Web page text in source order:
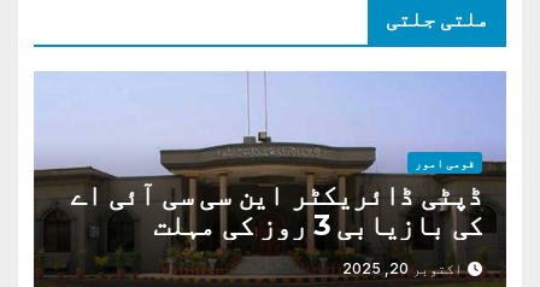
ملتی جلتی
قومی امور
ڈپٹی ڈائریکٹر این سی سی آئی اے
کی بازیابی 3 روز کی مہلت
اکتوبر 20, 2025